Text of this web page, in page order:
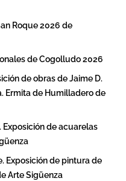
Roque 2026 de
de Cogolludo 2026
de obras de Jaime D.
Ermita de Humilladero de
Exposición de acuarelas
Exposición de pintura de
Arte Sigüenza